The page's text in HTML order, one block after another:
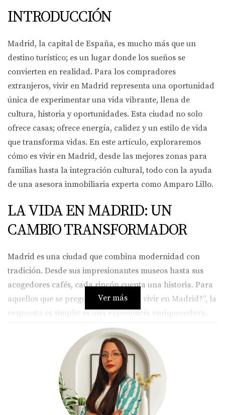
INTRODUCCIÓN
Madrid, la capital de España, es mucho más que un
destino turístico; es un lugar donde los sueños se
convierten en realidad. Para los compradores
extranjeros, vivir en Madrid representa una oportunidad
única de experimentar una vida vibrante, llena de
cultura, historia y oportunidades. Esta ciudad no solo
ofrece casas; ofrece energía, calidez y un estilo de vida
que transforma vidas. En este artículo, exploraremos
cómo es vivir en Madrid, desde las mejores zonas para
familias hasta la integración cultural, todo con la ayuda
de una asesora inmobiliaria experta como Amparo Lillo.
LA VIDA EN MADRID: UN
CAMBIO TRANSFORMADOR
Madrid es una ciudad que combina modernidad con
tradición. Desde sus impresionantes museos hasta sus
acogedores cafés, cada rincón cuenta una historia. Para
aquellos que se preguntan “¿cómo es vivir en Madrid?”, la
respuesta es simple: es una experiencia enriquecedora.
Cultura y Diversidad
Una de las características más destacadas de Madrid es
su diversidad cultural. Con una población cosmopolita,
puedes encontrar comunidades de todo el mundo. Esto
se refleja en la gastronomía, festivales y eventos
culturales que se celebran a lo largo del año.
Ver más